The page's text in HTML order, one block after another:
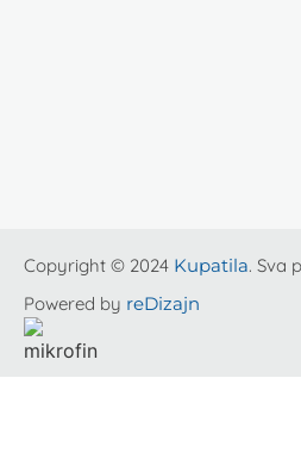
Copyright © 2024 Kupatila. Sva
Powered by reDizajn